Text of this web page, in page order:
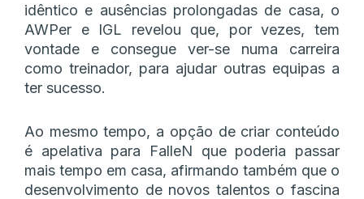
idêntico e ausências prolongadas de casa, o
AWPer e IGL revelou que, por vezes, tem
vontade e consegue ver-se numa carreira
como treinador, para ajudar outras equipas a
ter sucesso.
Ao mesmo tempo, a opção de criar conteúdo
é apelativa para FalleN que poderia passar
mais tempo em casa, afirmando também que o
desenvolvimento de novos talentos o fascina